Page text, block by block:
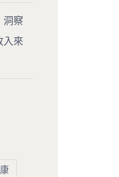
來源？
洞察
入來